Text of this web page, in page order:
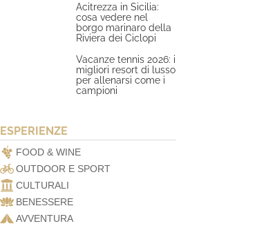
Acitrezza in Sicilia:
cosa vedere nel
borgo marinaro della
Riviera dei Ciclopi
Vacanze tennis 2026: i
migliori resort di lusso
per allenarsi come i
campioni
ESPERIENZE
FOOD & WINE
OUTDOOR E SPORT
CULTURALI
BENESSERE
AVVENTURA